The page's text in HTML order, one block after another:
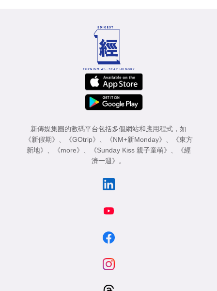
新傳媒集團的數碼平台包括多個網站和應用程式，如
《新假期》
《GOtrip》 《NM+新Monday》
《東方
新地》
《more》 《Sunday Kiss 親子童萌》
《經
濟一週》
。